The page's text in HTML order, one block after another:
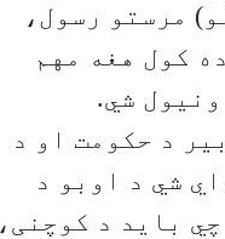
مرستو رسول،
کول هغه مهم
شي.
د حکومت او د
شي د اوبو د
باید د کوچنی،